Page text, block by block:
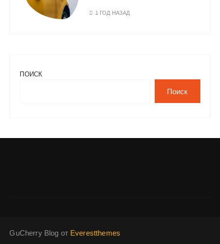
1 ГОД НАЗАД
ПОИСК
Поиск
GuCherry Blog от Everestthemes